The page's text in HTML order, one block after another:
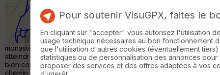
Randonnée Pédestre 7 km 250 m
Au départ du village de Gangobie prendre le
chemin qui mène sur le plateau et le
monastère. Au retour parcourir une boucle sur le plateau pour
atteindre le vieux village médieval avec ses rempart encore
bien conservés. suivre le sentier en balcon pour atteindre le
chemin de retour. »
Pour soutenir VisuGPX, faites le
En cliquant sur "accepter" vous autorisez l'utilisation
usage technique nécessaires au bon fonctionnement
que l'utilisation d'autres cookies (éventuellement
statistiques ou de personnalisation des annonces pour
proposer des services et des offres adaptées à vos